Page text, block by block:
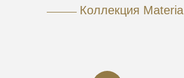
Коллекция Material